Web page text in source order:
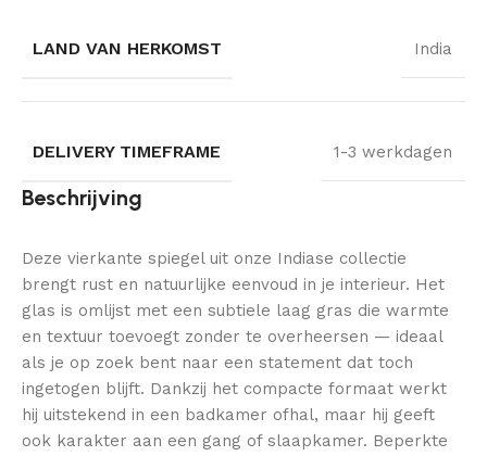
LAND VAN HERKOMST India
DELIVERY TIMEFRAME 1-3 werkdagen
Beschrijving
Deze vierkante spiegel uit onze Indiase collectie
brengt rust en natuurlijke eenvoud in je interieur. Het
glas is omlijst met een subtiele laag gras die warmte
en textuur toevoegt zonder te overheersen — ideaal
als je op zoek bent naar een statement dat toch
ingetogen blijft. Dankzij het compacte formaat werkt
hij uitstekend in een badkamer ofhal, maar hij geeft
ook karakter aan een gang of slaapkamer. Beperkte